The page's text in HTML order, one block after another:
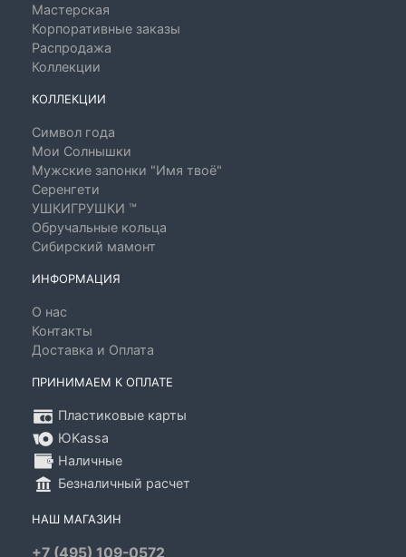
Мастерская
Корпоративные заказы
Распродажа
Коллекции
КОЛЛЕКЦИИ
Символ года
Мои Солнышки
Мужские запонки "Имя твоё"
Серенгети
УШКИГРУШКИ ™
Обручальные кольца
Сибирский мамонт
ИНФОРМАЦИЯ
О нас
Контакты
Доставка и Оплата
ПРИНИМАЕМ К ОПЛАТЕ
Пластиковые карты
ЮKassa
Наличные
Безналичный расчет
НАШ МАГАЗИН
+7 (495) 109-0572